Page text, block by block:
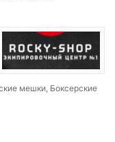
мешки, Боксерские